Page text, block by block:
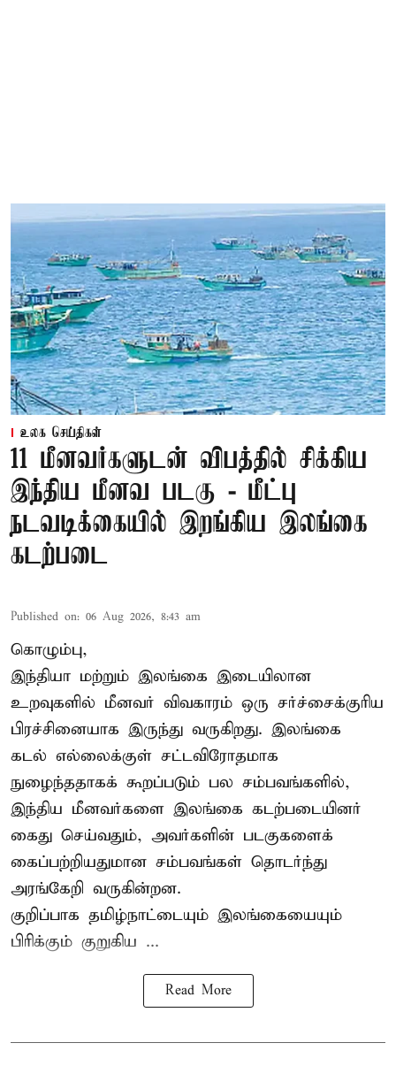
உலக செய்திகள்
11 மீனவர்களுடன் விபத்தில் சிக்கிய
இந்திய மீனவ படகு - மீட்பு
நடவடிக்கையில் இறங்கிய இலங்கை
கடற்படை
Published on: 06 Aug 2026, 8:43 am
கொழும்பு,
இந்தியா மற்றும் இலங்கை இடையிலான
உறவுகளில் மீனவர் விவகாரம் ஒரு சர்ச்சைக்குரிய
பிரச்சினையாக இருந்து வருகிறது. இலங்கை
கடல் எல்லைக்குள் சட்டவிரோதமாக
நுழைந்ததாகக் கூறப்படும் பல சம்பவங்களில்,
இந்திய மீனவர்களை இலங்கை கடற்படையினர்
கைது செய்வதும், அவர்களின் படகுகளைக்
கைப்பற்றியதுமான சம்பவங்கள் தொடர்ந்து
அரங்கேறி வருகின்றன.
குறிப்பாக தமிழ்நாட்டையும் இலங்கையையும்
பிரிக்கும் குறுகிய ...
Read More